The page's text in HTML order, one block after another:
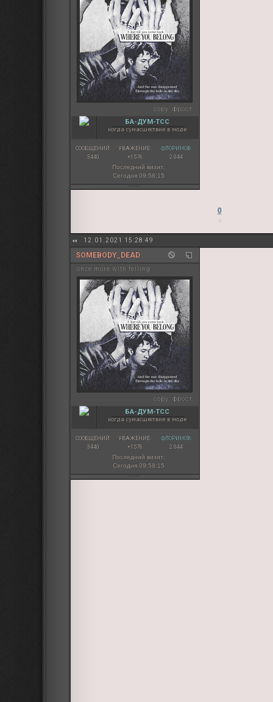
copy: фрост
БА-ДУМ-ТСС
когда сумасшествие в моде
СООБЩЕНИЙ:
3440
УВАЖЕНИЕ:
+1576
ФЛОРИНОВ:
2 044
Последний визит:
Сегодня 09:58:15
0
12.01.2021 15:28:49
SOMEBODY_DEAD
once more with felling
copy: фрост
БА-ДУМ-ТСС
когда сумасшествие в моде
СООБЩЕНИЙ:
3440
УВАЖЕНИЕ:
+1576
ФЛОРИНОВ:
2 044
Последний визит:
Сегодня 09:58:15